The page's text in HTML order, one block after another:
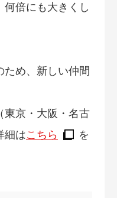
何倍にも大きくし
ため、新しい仲間
東京・大阪・名古
細はこちら
を